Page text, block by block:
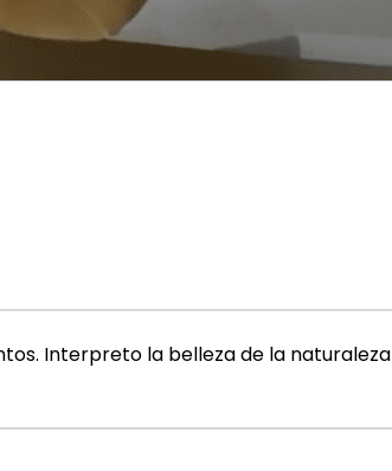
Interpreto la belleza de la naturaleza